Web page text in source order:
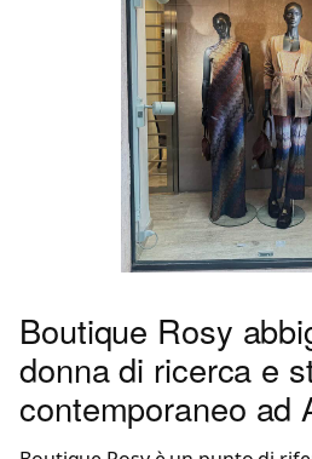
Boutique Rosy
donna di ricerca e
contemporaneo ad